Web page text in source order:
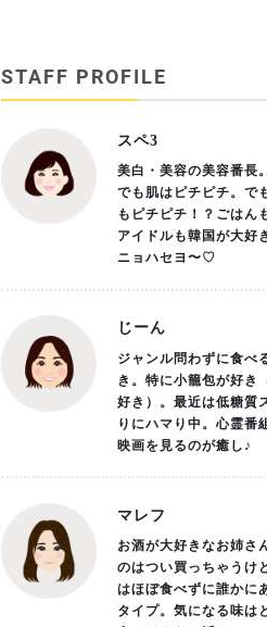
STAFF PROFILE
スペ3
美白・美容の美容番長
でも肌はピチピチ。で
もピチピチ！？ごはん
アイドルも韓国が大好
ニョハセヨ〜♡
じーん
ジャンル問わずに食べ
き。特に小籠包が好き
好き）。最近は低糖質
りにハマり中。心霊番
映画を見るのが癒し♪
マレフ
お酒が大好きなお姉さ
のはつい買っちゃうけ
はほぼ食べずに誰かに
タイプ。気になる味は